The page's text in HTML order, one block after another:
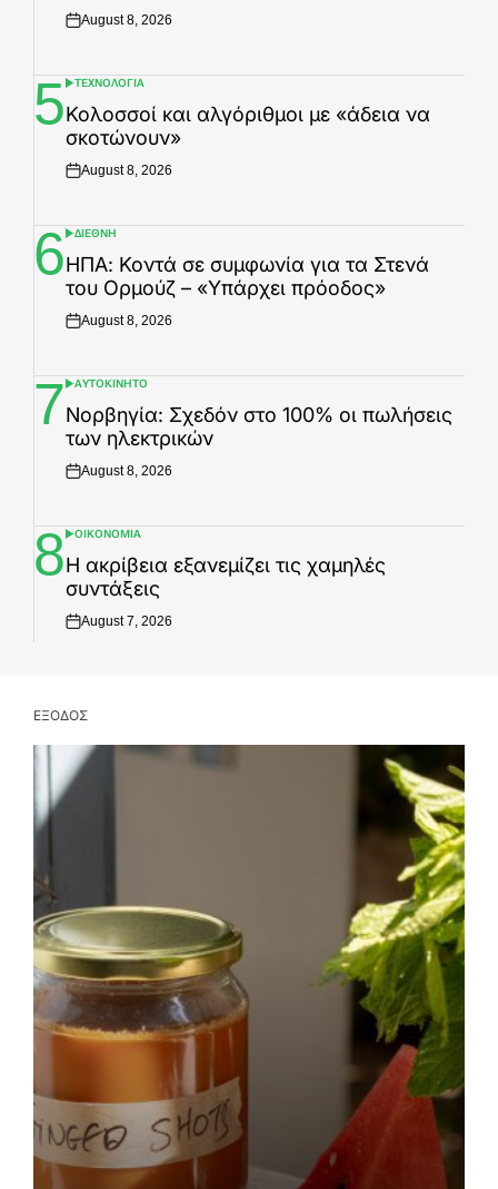
Posted
August 8, 2026
5POSTED
IN
ΤΕΧΝΟΛΟΓΙΑ
Κολοσσοί και αλγόριθμοι με «άδεια να
σκοτώνουν»
Posted
August 8, 2026
6POSTED
IN
ΔΙΕΘΝΗ
ΗΠΑ: Κοντά σε συμφωνία για τα Στενά
του Ορμούζ – «Υπάρχει πρόοδος»
Posted
August 8, 2026
7POSTED
IN
ΑΥΤΟΚΙΝΗΤΟ
Νορβηγία: Σχεδόν στο 100% οι πωλήσεις
των ηλεκτρικών
Posted
August 8, 2026
8POSTED
IN
ΟΙΚΟΝΟΜΙΑ
Η ακρίβεια εξανεμίζει τις χαμηλές
συντάξεις
Posted
August 7, 2026
ΕΞΟΔΟΣ